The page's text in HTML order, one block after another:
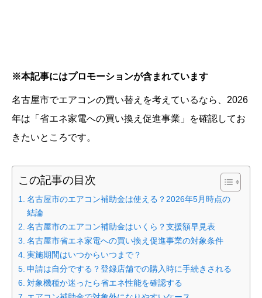
※本記事にはプロモーションが含まれています
名古屋市でエアコンの買い替えを考えているなら、2026
年は「省エネ家電への買い換え促進事業」を確認してお
きたいところです。
この記事の目次
名古屋市のエアコン補助金は使える？2026年5月時点の
結論
名古屋市のエアコン補助金はいくら？支援額早見表
名古屋市省エネ家電への買い換え促進事業の対象条件
実施期間はいつからいつまで？
申請は自分でする？登録店舗での購入時に手続きされる
対象機種か迷ったら省エネ性能を確認する